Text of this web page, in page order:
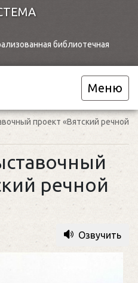
библиотечная
Меню
проект «Вятский речной
речной
Озвучить